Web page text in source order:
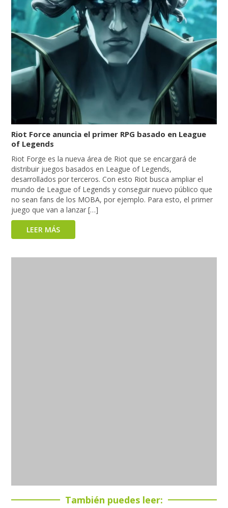
Riot Force anuncia el primer RPG basado en League
of Legends
Riot Forge es la nueva área de Riot que se encargará de
distribuir juegos basados en League of Legends,
desarrollados por terceros. Con esto Riot busca ampliar el
mundo de League of Legends y conseguir nuevo público que
no sean fans de los MOBA, por ejemplo. Para esto, el primer
juego que van a lanzar […]
LEER MÁS
También puedes leer: